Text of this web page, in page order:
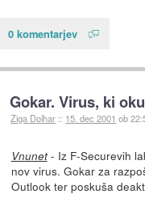
0 komentarjev
Gokar. Virus, ki
Ziga Dolhar :: 15. dec 2001 ob
Vnunet- Iz F-Securevih
nov virus. Gokar za
Outlook ter poskuša